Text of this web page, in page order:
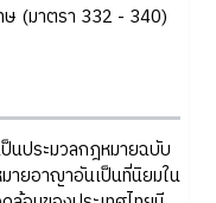
ษ (มาตรา 332 - 340)
ระมวลกฎหมายฉบับ
ายอาญาอันเป็นที่นิยมใน